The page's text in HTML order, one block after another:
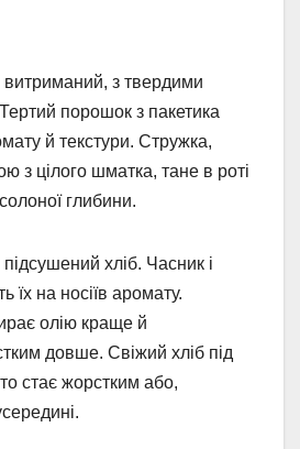
витриманий, з твердими
порошок з пакетика
й текстури. Стружка,
з цілого шматка, тане в роті
глибини.
хліб. Часник і
їх на носіїв аромату.
олію краще й
довше. Свіжий хліб під
стає жорстким або,